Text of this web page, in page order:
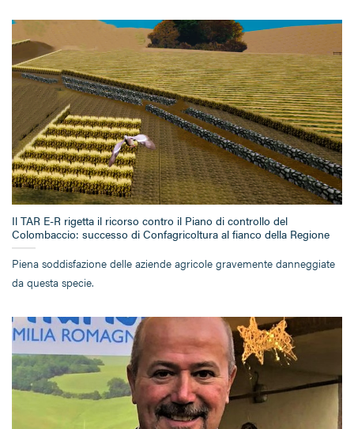
Il TAR E-R rigetta il ricorso contro il Piano di controllo del
Colombaccio: successo di Confagricoltura al fianco della Regione
Piena soddisfazione delle aziende agricole gravemente danneggiate
da questa specie.